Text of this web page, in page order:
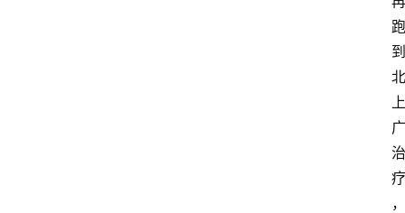
跑
到
北
上
广
治
疗
，